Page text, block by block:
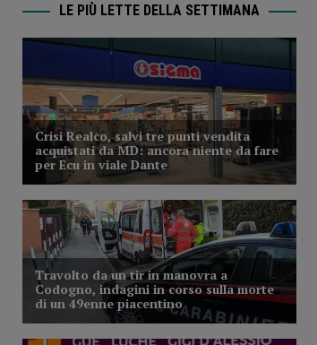
LE PIÙ LETTE DELLA SETTIMANA